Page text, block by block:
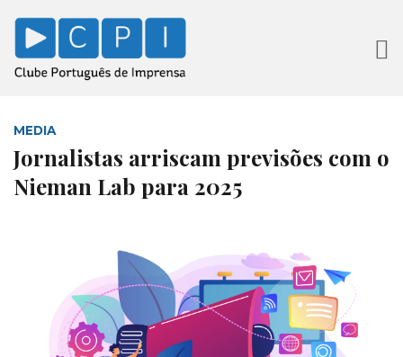
MEDIA
Jornalistas arriscam previsões com o
Nieman Lab para 2025